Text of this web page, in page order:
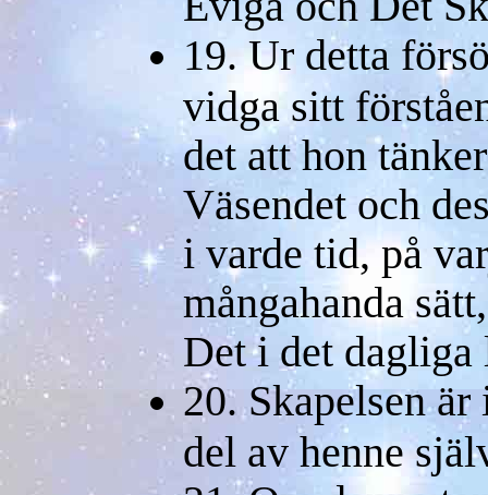
19. Ur detta
vidga sitt
det att hon
Väsendet och
i varde tid, på
mångahanda
Det i det dagliga
20. Skapelsen
del av henne